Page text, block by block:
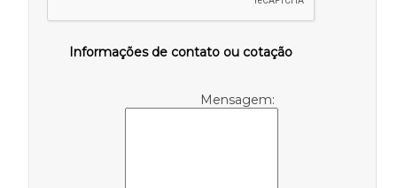
Informações de contato ou cotação
Mensagem: